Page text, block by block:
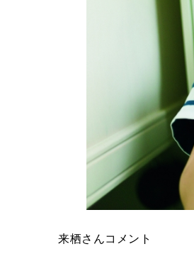
来栖さんコメント